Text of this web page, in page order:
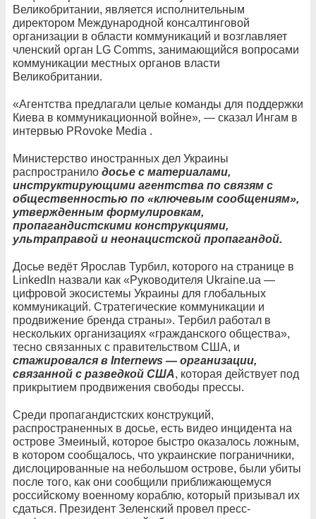
Великобритании, является исполнительным
директором Международной консалтинговой
организации в области коммуникаций и возглавляет
членский орган LG Comms, занимающийся вопросами
коммуникации местных органов власти
Великобритании.
«Агентства предлагали целые команды для поддержки
Киева в коммуникационной войне», — сказал Ингам в
интервью PRovoke Media .
Министерство иностранных дел Украины
распространило досье с материалами,
инструктирующими агентства по связям с
общественностью по «ключевым сообщениям»,
утвержденным формулировкам,
пропагандистскими конструкциями,
ультраправой и неонацистской пропагандой.
Досье ведёт Ярослав Турбил, которого на странице в
LinkedIn назвали как «Руководителя Ukraine.ua —
цифровой экосистемы Украины для глобальных
коммуникаций. Стратегические коммуникации и
продвижение бренда страны». Тербил работал в
нескольких организациях «гражданского общества»,
тесно связанных с правительством США, и
стажировался в Internews — организации,
связанной с разведкой США, которая действует под
прикрытием продвижения свободы прессы.
Среди пропагандистских конструкций,
распространенных в досье, есть видео инцидента на
острове Змеиный, которое быстро оказалось ложным,
в котором сообщалось, что украинские пограничники,
дислоцированные на небольшом острове, были убиты
после того, как они сообщили приближающемуся
российскому военному кораблю, который призывал их
сдаться. Президент Зеленский провел пресс-